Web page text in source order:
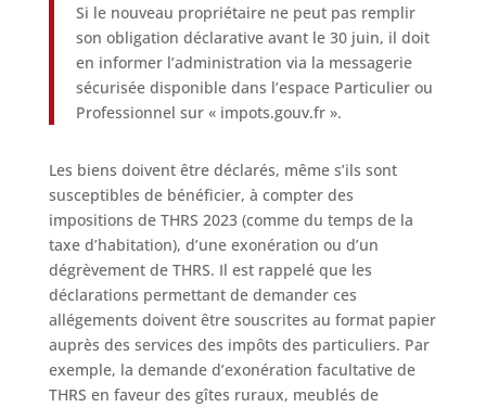
Si le nouveau propriétaire ne peut pas remplir
son obligation déclarative avant le 30 juin, il doit
en informer l’administration via la messagerie
sécurisée disponible dans l’espace Particulier ou
Professionnel sur « impots.gouv.fr ».
Les biens doivent être déclarés, même s’ils sont
susceptibles de bénéficier, à compter des
impositions de THRS 2023 (comme du temps de la
taxe d’habitation), d’une exonération ou d’un
dégrèvement de THRS. Il est rappelé que les
déclarations permettant de demander ces
allégements doivent être souscrites au format papier
auprès des services des impôts des particuliers. Par
exemple, la demande d’exonération facultative de
THRS en faveur des gîtes ruraux, meublés de